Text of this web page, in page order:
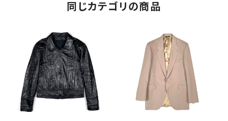
同じカテゴリの商品